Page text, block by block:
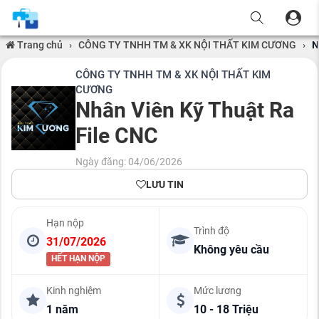
Trang chủ › CÔNG TY TNHH TM & XK NỘI THẤT KIM CƯƠNG ›
CÔNG TY TNHH TM & XK NỘI THẤT KIM
CƯƠNG
Nhân Viên Kỹ Thuật Ra
File CNC
Ngày đăng: 04/06/2026
LƯU TIN
Hạn nộp
31/07/2026
HẾT HẠN NỘP
Trình độ
Không yêu cầu
Kinh nghiệm
1 năm
Mức lương
10 - 18 Triệu